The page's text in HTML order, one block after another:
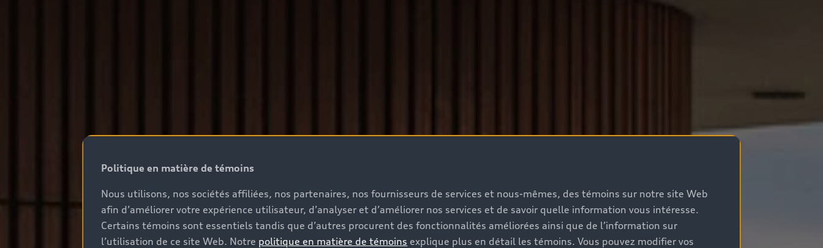
Politique en matière de témoins
Nous utilisons, nos sociétés affiliées, nos partenaires, nos fournisseurs de services et nous-mêmes, des témoins sur notre site Web
afin d’améliorer votre expérience utilisateur, d’analyser et d’améliorer nos services et de savoir quelle information vous intéresse.
Certains témoins sont essentiels tandis que d’autres procurent des fonctionnalités améliorées ainsi que de l’information sur
l’utilisation de ce site Web. Notre politique en matière de témoins explique plus en détail les témoins. Vous pouvez modifier vos